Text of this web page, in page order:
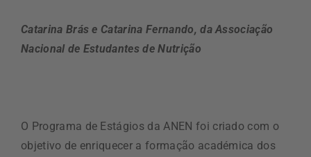
Catarina Brás e Catarina Fernando, da Associação
Nacional de Estudantes de Nutrição
O Programa de Estágios da ANEN foi criado com o
objetivo de enriquecer a formação académica dos